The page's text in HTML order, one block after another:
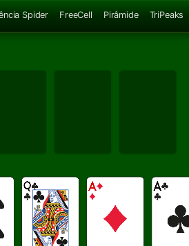
Spider FreeCell Pirâmide TriPeaks